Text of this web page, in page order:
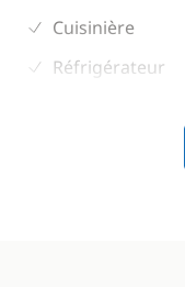
Cuisinière
Réfrigérateur